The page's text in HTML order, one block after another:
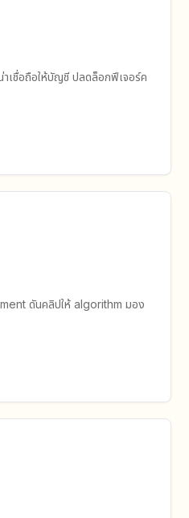
เชื่อถือให้บัญชี ปลดล็อกฟีเจอร์ค
ดันคลิปให้ algorithm มอง